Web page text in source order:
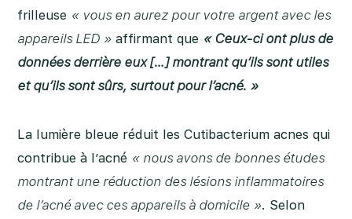
frilleuse « vous en aurez pour votre argent avec les
appareils LED » affirmant que « Ceux-ci ont plus de
données derrière eux […] montrant qu’ils sont utiles
et qu’ils sont sûrs, surtout pour l’acné. »
La lumière bleue réduit les Cutibacterium acnes qui
contribue à l’acné « nous avons de bonnes études
montrant une réduction des lésions inflammatoires
de l’acné avec ces appareils à domicile ». Selon